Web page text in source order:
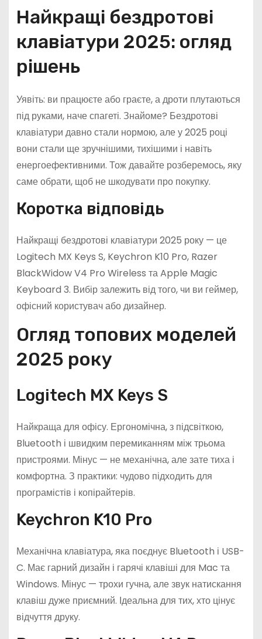
Найкращі бездротові
клавіатури 2025: огляд
рішень
Уявіть: ви працюєте або граєте, а дроти плутаються
під руками, наче спагеті. Знайоме? Бездротові
клавіатури давно стали нормою, але у 2025 році
вони стали ще зручнішими, тихішими і навіть
енергоефективними. Тож давайте розберемось, яку
саме обрати, щоб не шкодувати про покупку.
Коротка відповідь
Найкращі бездротові клавіатури 2025 року — це
Logitech MX Keys S, Keychron K10 Pro, Razer
BlackWidow V4 Pro Wireless та Apple Magic
Keyboard 3. Вибір залежить від того, чи ви геймер,
офісний користувач або дизайнер.
Огляд топових моделей
2025 року
Logitech MX Keys S
Найкраща для офісу. Ергономічна, з підсвіткою,
Bluetooth і швидким перемиканням між трьома
пристроями. Мінус — не механічна, але зате тиха і
комфортна. З практики: чудово підходить для
програмістів і копірайтерів.
Keychron K10 Pro
Механічна клавіатура, яка поєднує Bluetooth і USB-
C. Має гарний дизайн і гарячі клавіші для Mac та
Windows. Мінус — трохи гучна, але звук натискання
клавіш дуже приємний. Ідеальна для тих, хто цінує
відчуття друку.